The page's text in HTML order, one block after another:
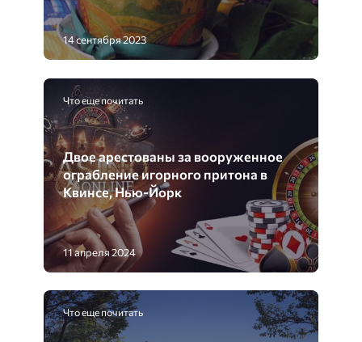
14 сентября 2023
Что еще почитать
Двое арестованы за вооруженное
ограбление игорного притона в
Квинсе, Нью-Йорк
11 апреля 2024
Что еще почитать